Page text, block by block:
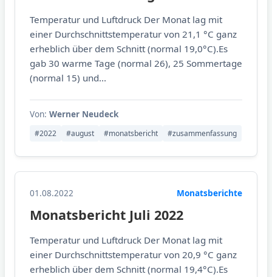
Temperatur und Luftdruck Der Monat lag mit
einer Durchschnittstemperatur von 21,1 °C ganz
erheblich über dem Schnitt (normal 19,0°C).Es
gab 30 warme Tage (normal 26), 25 Sommertage
(normal 15) und...
Von: Werner Neudeck
#2022 #august #monatsbericht #zusammenfassung
01.08.2022 Monatsberichte
Monatsbericht Juli 2022
Temperatur und Luftdruck Der Monat lag mit
einer Durchschnittstemperatur von 20,9 °C ganz
erheblich über dem Schnitt (normal 19,4°C).Es